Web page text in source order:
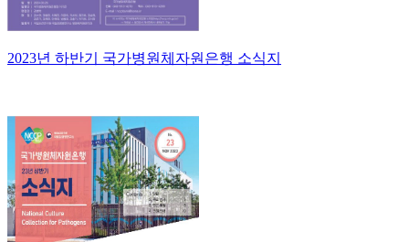
2023년 하반기 국가병원체자원은행 소식지